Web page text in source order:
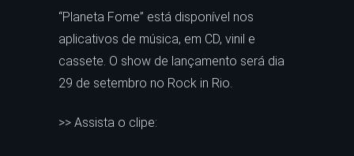
“Planeta Fome” está disponível nos
aplicativos de música, em CD, vinil e
cassete. O show de lançamento será dia
29 de setembro no Rock in Rio.
>> Assista o clipe: